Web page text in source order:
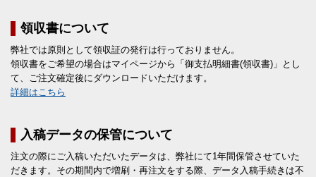
領収書について
弊社では原則として領収証の発行は行っておりません。
領収書をご希望の場合はマイページから「御支払明細書(領収書)」とし
て、ご注文確定後にダウンロードいただけます。
詳細はこちら
入稿データの保管について
注文の際にご入稿いただいたデータは、弊社にて1年間保管させていた
だきます。その期間内で増刷・再注文をする際、データ入稿手続きは不